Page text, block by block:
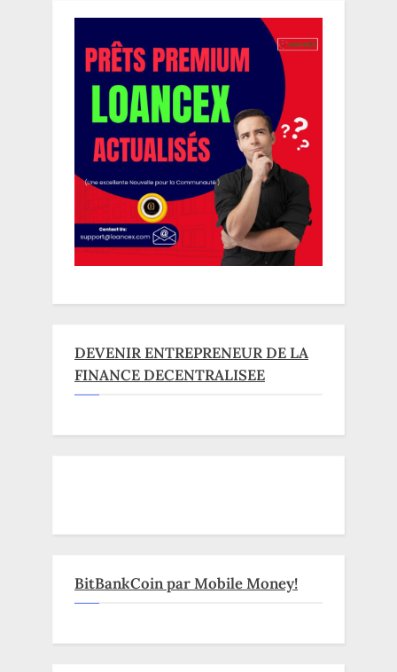
DEVENIR ENTREPRENEUR DE LA
FINANCE DECENTRALISEE
BitBankCoin par Mobile Money!